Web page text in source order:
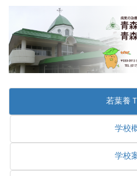
若葉養
学校
学校